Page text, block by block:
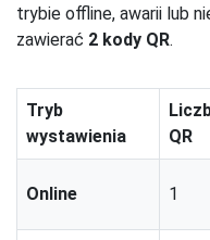
trybie offline, awarii lub
zawierać 2 kody QR.
Tryb
wystawienia
QR
Online 1